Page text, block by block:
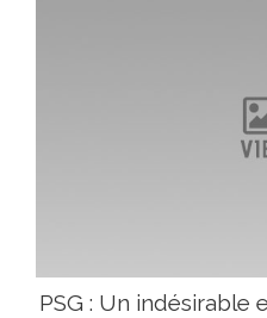
PSG : Un indésirable